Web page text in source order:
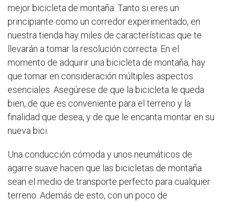
mejor bicicleta de montaña. Tanto si eres un
principiante como un corredor experimentado, en
nuestra tienda hay miles de características que te
llevarán a tomar la resolución correcta. En el
momento de adquirir una bicicleta de montaña, hay
que tomar en consideración múltiples aspectos
esenciales. Asegúrese de que la bicicleta le queda
bien, de que es conveniente para el terreno y la
finalidad que desea, y de que le encanta montar en su
nueva bici.
Una conducción cómoda y unos neumáticos de
agarre suave hacen que las bicicletas de montaña
sean el medio de transporte perfecto para cualquier
terreno. Además de esto, con un poco de